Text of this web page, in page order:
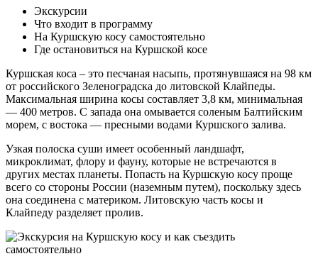
Экскурсии
Что входит в программу
На Куршскую косу самостоятельно
Где остановиться на Куршской косе
Куршская коса – это песчаная насыпь, протянувшаяся на 98 км
от российского Зеленоградска до литовской Клайпеды.
Максимальная ширина косы составляет 3,8 км, минимальная
— 400 метров. С запада она омывается соленым Балтийским
морем, с востока — пресными водами Куршского залива.
Узкая полоска суши имеет особенный ландшафт,
микроклимат, флору и фауну, которые не встречаются в
других местах планеты. Попасть на Куршскую косу проще
всего со стороны России (наземным путем), поскольку здесь
она соединена с материком. Литовскую часть косы и
Клайпеду разделяет пролив.